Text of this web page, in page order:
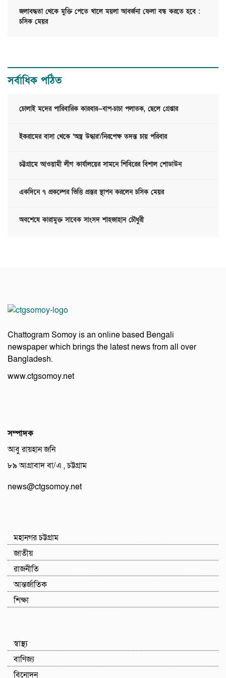
জলাবদ্ধতা থেকে মুক্তি পেতে খালে ময়লা আবর্জনা ফেলা বন্ধ করতে হবে :
চসিক মেয়র
সর্বাধিক পঠিত
চোলাই মদের পারিবারিক কারবার—বাপ-চাচা পলাতক, ছেলে গ্রেপ্তার
ইকরামের বাসা থেকে ‘অস্ত্র উদ্ধার’/নিরপেক্ষ তদন্ত চায় পরিবার
চট্টগ্রামে আওয়ামী লীগ কার্যালয়ের সামনে শিবিরের বিশাল শোডাউন
একদিনে ৭ প্রকল্পের ভিত্তি প্রস্তর স্থাপন করলেন চসিক মেয়র
অবশেষে কারামুক্ত সাবেক সাংসদ শাহজাহান চৌধুরী
Chattogram Somoy is an online based Bengali
newspaper which brings the latest news from all over
Bangladesh.
www.ctgsomoy.net
সম্পাদক
আবু রায়হান জনি
৮৯ আগ্রাবাদ বা/এ , চট্টগ্রাম
news@ctgsomoy.net
মহানগর চট্টগ্রাম
জাতীয়
রাজনীতি
আন্তর্জাতিক
শিক্ষা
স্বাস্থ্য
বাণিজ্য
বিনোদন